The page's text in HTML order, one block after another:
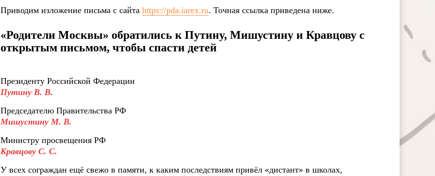
Приводим изложение письма с сайтаhttps://pda.iarex.ru. Точная ссылка приведена ниже.
«Родители Москвы» обратились к Путину, Мишустину и Кравцову с
открытым письмом, чтобы спасти детей
Президенту Российской Федерации
Путину В. В.
Председателю Правительства РФ
Мишустину М. В.
Министру просвещения РФ
Кравцову С. С.
У всех сограждан ещё свежо в памяти, к каким последствиям привёл «дистант» в школах,